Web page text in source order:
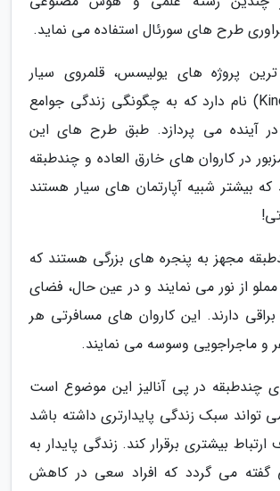
طرح های سورئال استفاده می نماید.
پروژه های یولیسس، قلمروی سیار
(Kinetic Kingdom) نام دارد که به چگونگی زندگی جوامع
آینده می پردازد. طبق طرح های این
در کاروان های خارق العاده و چندطبقه
بیشتر شبیه آپارتمان های سیار هستند
مجهز به پنجره های بزرگی هستند که
از نور می نمایند و در عین حال، فضای
دارند. این کاروان های مسافرتی هر
و ماجراجویی وسوسه می نمایند.
چندطبقه در پی آنالیز این موضوع است
تواند سبک زندگی پایدارتری داشته باشد
ارتباط بیشتری برقرار کند. زندگی پایدار به
گفته می گردد که افراد سعی در کاهش